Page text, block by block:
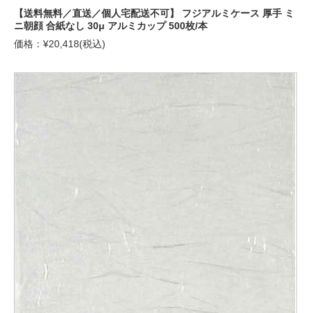
【送料無料／直送／個人宅配送不可】 フジアルミケース 厚手 ミ
ニ朝顔 合紙なし 30μ アルミカップ 500枚/本
価格：¥20,418(税込)